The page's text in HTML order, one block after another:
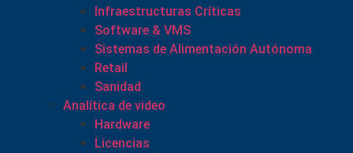
Infraestructuras Críticas
Software & VMS
Sistemas de Alimentación Autónoma
Retail
Sanidad
Analítica de video
Hardware
Licencias